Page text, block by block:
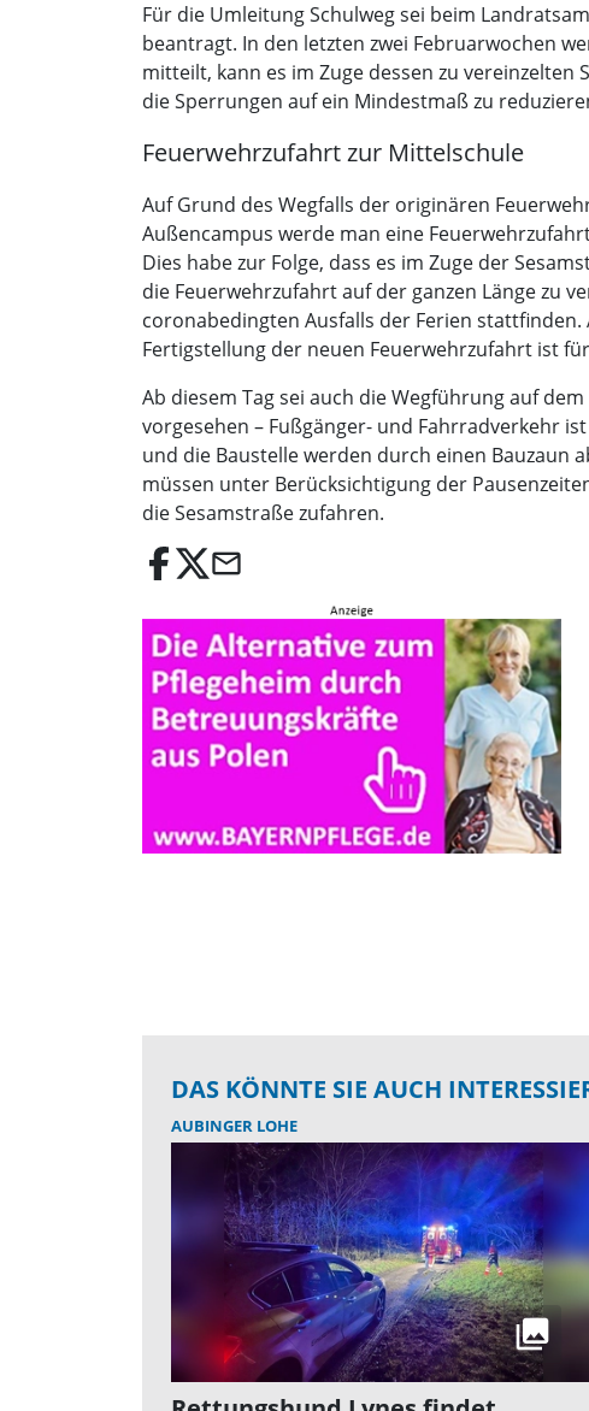
Für die Umleitung Schulweg sei beim
beantragt. In den letzten zwei Februarwochen
mitteilt, kann es im Zuge dessen zu
die Sperrungen auf ein Mindestmaß zu
Feuerwehrzufahrt zur Mittelschule
Auf Grund des Wegfalls der originären
Außencampus werde man eine
Dies habe zur Folge, dass es im Zuge der
die Feuerwehrzufahrt auf der ganzen Länge zu
coronabedingten Ausfalls der Ferien
Fertigstellung der neuen Feuerwehrzufahrt ist
Ab diesem Tag sei auch die Wegführung auf
vorgesehen – Fußgänger- und Fahrradverkehr
und die Baustelle werden durch einen Bauzaun
müssen unter Berücksichtigung der
die Sesamstraße zufahren.
email
DAS KÖNNTE SIE AUCH
AUBINGER LOHE